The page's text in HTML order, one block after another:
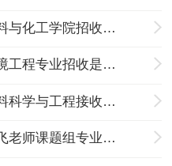
2021年考研西安工业大学材料与化工学院招收调剂研究生的通知
2021年考研西安工业大学环境工程专业招收是调剂研究生的通知
2021年考研西安工业大学材料科学与工程接收调剂研究生的通知
2021年考研西安工业大学解飞老师课题组专业招收是调剂研究生的通知